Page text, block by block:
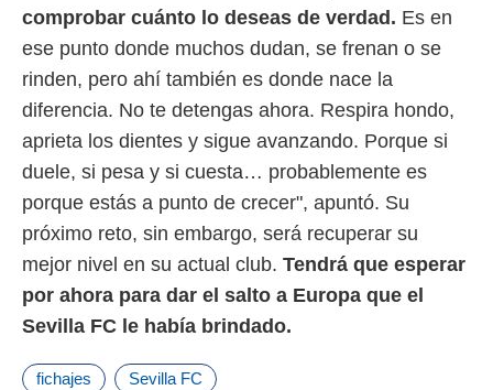
comprobar cuánto lo deseas de verdad. Es en
ese punto donde muchos dudan, se frenan o se
rinden, pero ahí también es donde nace la
diferencia. No te detengas ahora. Respira hondo,
aprieta los dientes y sigue avanzando. Porque si
duele, si pesa y si cuesta… probablemente es
porque estás a punto de crecer", apuntó. Su
próximo reto, sin embargo, será recuperar su
mejor nivel en su actual club. Tendrá que esperar
por ahora para dar el salto a Europa que el
Sevilla FC le había brindado.
fichajes Sevilla FC